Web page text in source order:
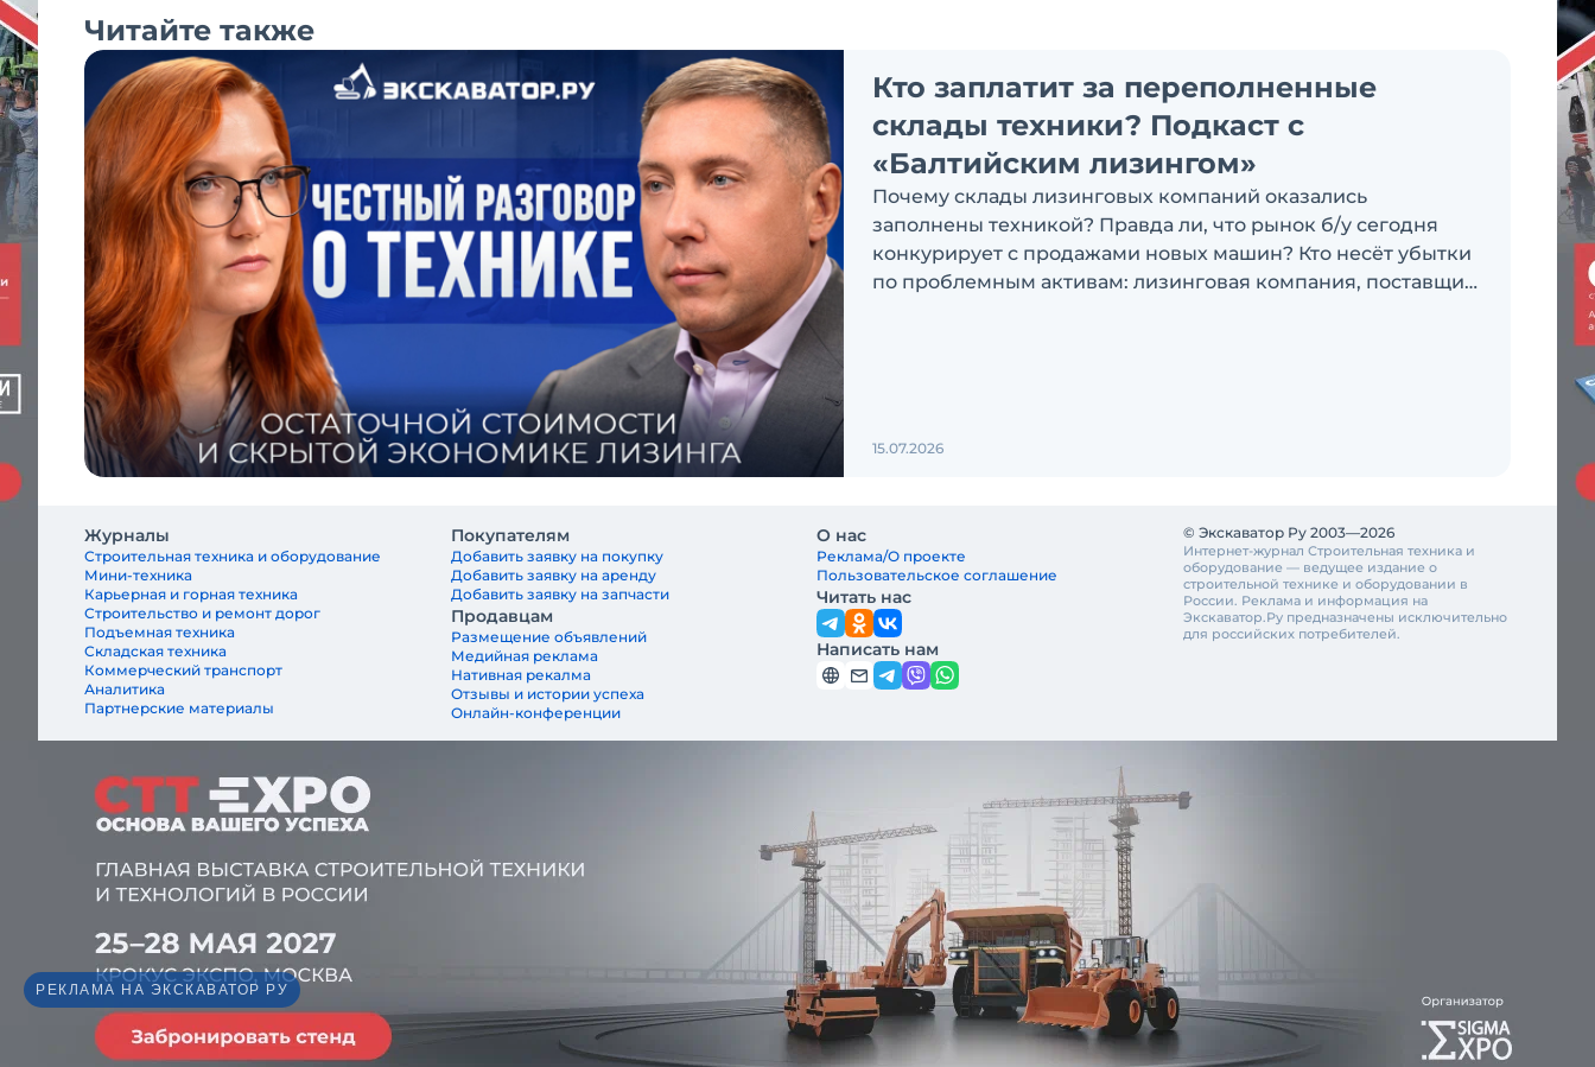
Читайте также
Кто заплатит за переполненные
склады техники? Подкаст с
«Балтийским лизингом»
Почему склады лизинговых компаний оказались
заполнены техникой? Правда ли, что рынок б/у сегодня
конкурирует с продажами новых машин? Кто несёт убытки
по проблемным активам: лизинговая компания, поставщик
15.07.2026
Журналы
Строительная техника и оборудование
Мини-техника
Карьерная и горная техника
Строительство и ремонт дорог
Подъемная техника
Складская техника
Коммерческий транспорт
Аналитика
Партнерские материалы
Покупателям
Добавить заявку на покупку
Добавить заявку на аренду
Добавить заявку на запчасти
Продавцам
Размещение объявлений
Медийная реклама
Нативная рекалма
Отзывы и истории успеха
Онлайн-конференции
О нас
Реклама/О проекте
Пользовательское соглашение
Читать нас
Написать нам
© Экскаватор Ру 2003—2026
Интернет-журнал Строительная техника и
оборудование — ведущее издание о
строительной технике и оборудовании в
России. Реклама и информация на
Экскаватор.Ру предназначены исключительно
для российских потребителей.